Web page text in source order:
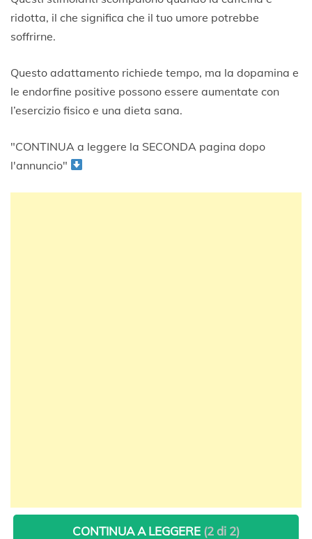
ridotta, il che significa che il tuo umore potrebbe
soffrirne.
Questo adattamento richiede tempo, ma la dopamina e
le endorfine positive possono essere aumentate con
l’esercizio fisico e una dieta sana.
"CONTINUA a leggere la SECONDA pagina dopo
l'annuncio"
CONTINUA A LEGGERE (2 di 2)